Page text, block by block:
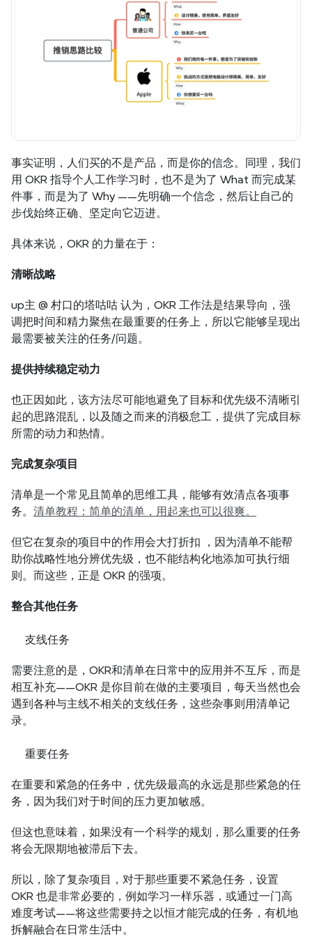
事实证明，人们买的不是产品，而是你的信念。同理，我们
用 OKR 指导个人工作学习时，也不是为了 What 而完成某
件事，而是为了 Why ——先明确一个信念，然后让自己的
步伐始终正确、坚定向它迈进。
具体来说，OKR 的力量在于：
清晰战略
up主 @ 村口的塔咕咕 认为，OKR 工作法是结果导向，强
调把时间和精力聚焦在最重要的任务上，所以它能够呈现出
最需要被关注的任务/问题。
提供持续稳定动力
也正因如此，该方法尽可能地避免了目标和优先级不清晰引
起的思路混乱，以及随之而来的消极怠工，提供了完成目标
所需的动力和热情。
完成复杂项目
清单是一个常见且简单的思维工具，能够有效清点各项事
务。 清单教程：简单的清单，用起来也可以很爽。
但它在复杂的项目中的作用会大打折扣 ，因为清单不能帮
助你战略性地分辨优先级，也不能结构化地添加可执行细
则。而这些，正是 OKR 的强项。
整合其他任务
支线任务
需要注意的是，OKR和清单在日常中的应用并不互斥，而是
相互补充——OKR 是你目前在做的主要项目，每天当然也会
遇到各种与主线不相关的支线任务，这些杂事则用清单记
录。
重要任务
在重要和紧急的任务中，优先级最高的永远是那些紧急的任
务，因为我们对于时间的压力更加敏感。
但这也意味着，如果没有一个科学的规划，那么重要的任务
将会无限期地被滞后下去。
所以，除了复杂项目，对于那些重要不紧急任务，设置
OKR 也是非常必要的，例如学习一样乐器，或通过一门高
难度考试——将这些需要持之以恒才能完成的任务，有机地
拆解融合在日常生活中。